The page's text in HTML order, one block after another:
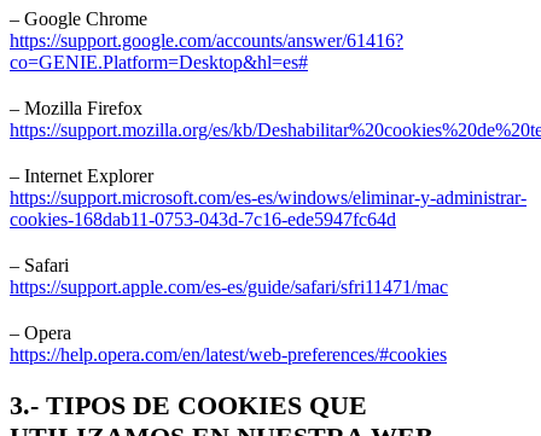
– Google Chrome
https://support.google.com/accounts/answer/61416?
co=GENIE.Platform=Desktop&hl=es#
– Mozilla Firefox
https://support.mozilla.org/es/kb/
– Internet Explorer
https://support.microsoft.com/es-es/windows/eliminar-y-administrar-
cookies-168dab11-0753-043d-7c16-ede5947fc64d
– Safari
https://support.apple.com/es-es/guide/safari/sfri11471/mac
– Opera
https://help.opera.com/en/latest/web-preferences/#cookies
3.- TIPOS DE COOKIES QUE